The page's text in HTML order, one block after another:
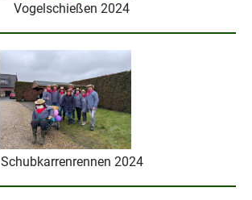
Vogelschießen 2024
Schubkarrenrennen 2024